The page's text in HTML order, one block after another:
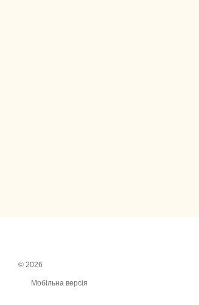
© 2026
Мобільна версія